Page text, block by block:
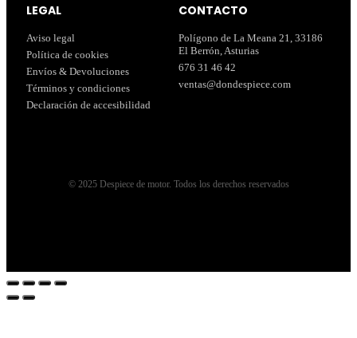
LEGAL
Aviso legal
Política de cookies
Envíos & Devoluciones
Términos y condiciones
Declaración de accesibilidad
CONTACTO
Polígono de La Meana 21, 33186
El Berrón, Asturias
676 31 46 42
ventas@dondespiece.com
© 2025 Despiece de motor. Todos los derechos reservados